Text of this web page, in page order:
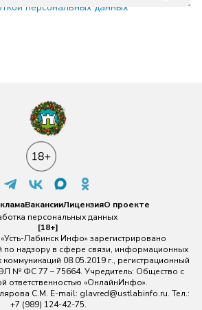
персональных данных
ВакансииЛицензияО проекте
персональных данных
[18+]
Лабинск Инфо» зарегистрировано
надзору в сфере связи, информационных
08.05.2019 г., регистрационный
№ ФС 77 – 75664. Учредитель: Общество с
ответственностью «ОнлайнИнфо».
С.М. E-mail: glavred@ustlabinfo.ru. Тел.:
+7 (989) 124-42-75.